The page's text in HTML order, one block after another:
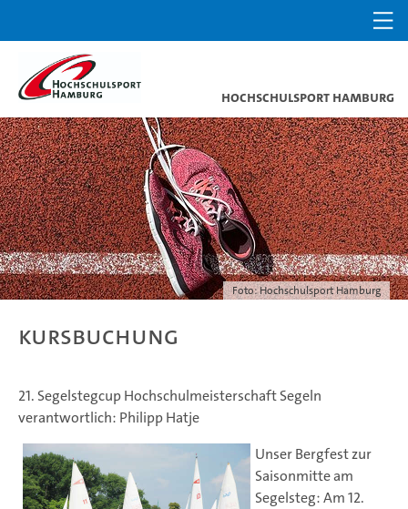
Hochschulsport Hamburg
Foto: Hochschulsport Hamburg
Kursbuchung
21. Segelstegcup Hochschulmeisterschaft Segeln
verantwortlich: Philipp Hatje
Unser Bergfest zur
Saisonmitte am
Segelsteg: Am 12.